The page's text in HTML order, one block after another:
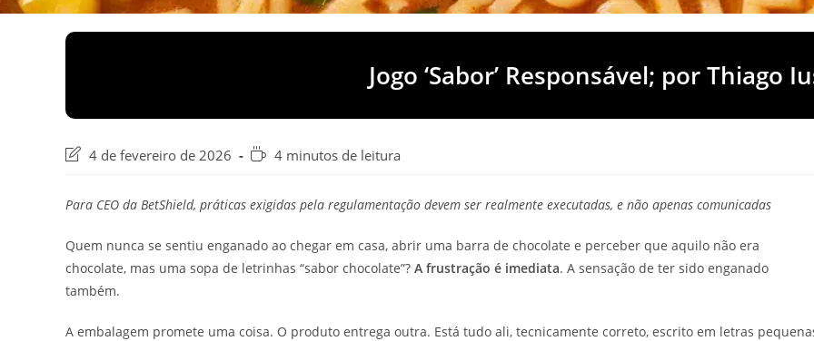
Jogo ‘Sabor’ Responsável; por Thiago
Última
post:
4 de fevereiro de 2026
Tempo4 minutos de leitura
Para CEO da BetShield, práticas exigidas pela regulamentação devem ser realmente executadas, e não apenas comunicadas
Quem nunca se sentiu enganado ao chegar em casa, abrir uma barra de chocolate e perceber que aquilo não era
chocolate, mas uma sopa de letrinhas “sabor chocolate”? A frustração é imediata. A sensação de ter sido enganado
também.
A embalagem promete uma coisa. O produto entrega outra. Está tudo ali, tecnicamente correto, escrito em letras